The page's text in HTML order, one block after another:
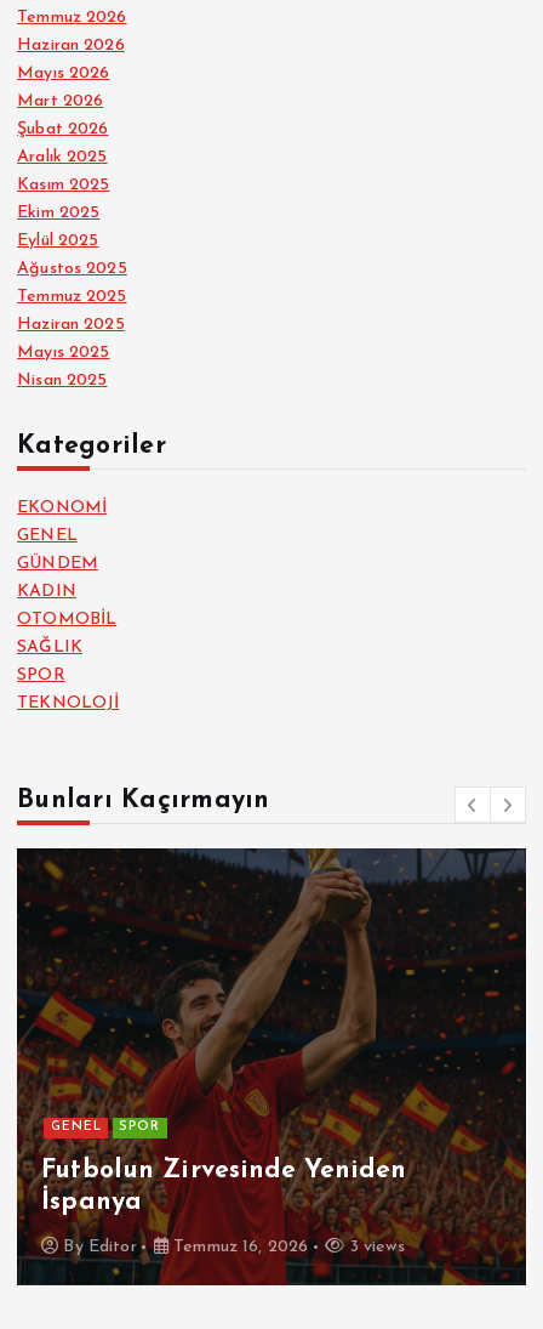
Temmuz 2026
Haziran 2026
Mayıs 2026
Mart 2026
Şubat 2026
Aralık 2025
Kasım 2025
Ekim 2025
Eylül 2025
Ağustos 2025
Temmuz 2025
Haziran 2025
Mayıs 2025
Nisan 2025
Kategoriler
EKONOMİ
GENEL
GÜNDEM
KADIN
OTOMOBİL
SAĞLIK
SPOR
TEKNOLOJİ
Bunları Kaçırmayın
GENEL SPOR
Futbolun Zirvesinde Yeniden
İspanya
By Editor Temmuz 16, 2026 3 views